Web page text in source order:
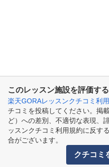
このレッスン施設を評価する
楽天GORAレッスンクチコミ利
チコミを投稿してください。掲
ど）への差別、不適切な表現、
ッスンクチコミ利用規約に反す
合がございます。
クチコミ